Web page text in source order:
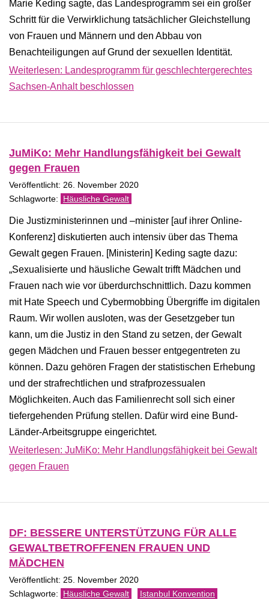
Marie Keding sagte, das Landesprogramm sei ein großer
Schritt für die Verwirklichung tatsächlicher Gleichstellung
von Frauen und Männern und den Abbau von
Benachteiligungen auf Grund der sexuellen Identität.
Weiterlesen: Landesprogramm für geschlechtergerechtes
Sachsen-​Anhalt beschlossen
JuMiKo: Mehr Handlungsfähigkeit bei Gewalt
gegen Frauen
Veröffentlicht: 26. November 2020
Häusliche Gewalt
Die Justizministerinnen und –minister [auf ihrer Online-
Konferenz] diskutierten auch intensiv über das Thema
Gewalt gegen Frauen. [Ministerin] Keding sagte dazu:
„Sexualisierte und häusliche Gewalt trifft Mädchen und
Frauen nach wie vor überdurchschnittlich. Dazu kommen
mit Hate Speech und Cybermobbing Übergriffe im digitalen
Raum. Wir wollen ausloten, was der Gesetzgeber tun
kann, um die Justiz in den Stand zu setzen, der Gewalt
gegen Mädchen und Frauen besser entgegentreten zu
können. Dazu gehören Fragen der statistischen Erhebung
und der strafrechtlichen und strafprozessualen
Möglichkeiten. Auch das Familienrecht soll sich einer
tiefergehenden Prüfung stellen. Dafür wird eine Bund-
Länder-Arbeitsgruppe eingerichtet.
Weiterlesen: JuMiKo: Mehr Handlungsfähigkeit bei Gewalt
gegen Frauen
DF: BESSERE UNTERSTÜTZUNG FÜR ALLE
GEWALTBETROFFENEN FRAUEN UND
MÄDCHEN
Veröffentlicht: 25. November 2020
Häusliche Gewalt Istanbul Konvention